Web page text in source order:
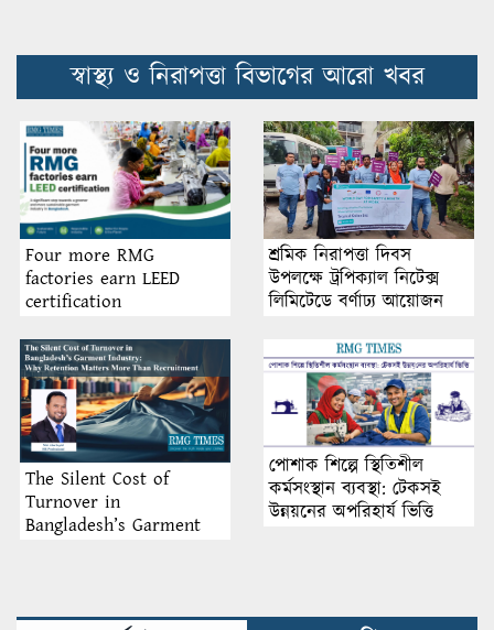
স্বাস্থ্য ও নিরাপত্তা বিভাগের আরো খবর
Four more RMG
factories earn LEED
certification
শ্রমিক নিরাপত্তা দিবস
উপলক্ষে ট্রপিক্যাল নিটেক্স
লিমিটেডে বর্ণাঢ্য আয়োজন
The Silent Cost of
Turnover in
Bangladesh’s Garment
পোশাক শিল্পে স্থিতিশীল
কর্মসংস্থান ব্যবস্থা: টেকসই
উন্নয়নের অপরিহার্য ভিত্তি